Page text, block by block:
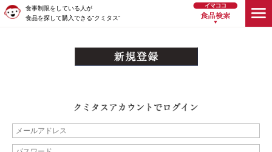
食事制限をしている人が
食品を探して購入できる“クミタス”